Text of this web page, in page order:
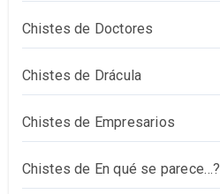
Chistes de Doctores
Chistes de Drácula
Chistes de Empresarios
Chistes de En qué se parece…?